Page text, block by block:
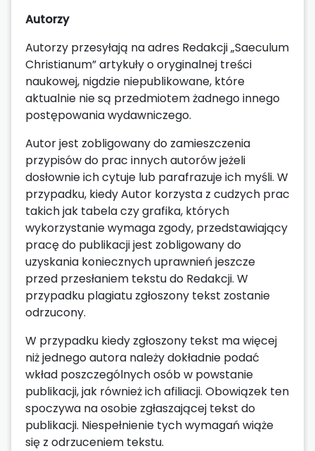
Autorzy
Autorzy przesyłają na adres Redakcji „Saeculum
Christianum” artykuły o oryginalnej treści
naukowej, nigdzie niepublikowane, które
aktualnie nie są przedmiotem żadnego innego
postępowania wydawniczego.
Autor jest zobligowany do zamieszczenia
przypisów do prac innych autorów jeżeli
dosłownie ich cytuje lub parafrazuje ich myśli. W
przypadku, kiedy Autor korzysta z cudzych prac
takich jak tabela czy grafika, których
wykorzystanie wymaga zgody, przedstawiający
pracę do publikacji jest zobligowany do
uzyskania koniecznych uprawnień jeszcze
przed przesłaniem tekstu do Redakcji. W
przypadku plagiatu zgłoszony tekst zostanie
odrzucony.
W przypadku kiedy zgłoszony tekst ma więcej
niż jednego autora należy dokładnie podać
wkład poszczególnych osób w powstanie
publikacji, jak również ich afiliacji. Obowiązek ten
spoczywa na osobie zgłaszającej tekst do
publikacji. Niespełnienie tych wymagań wiąże
się z odrzuceniem tekstu.